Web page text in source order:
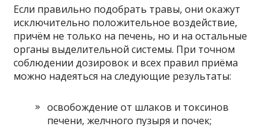
Если правильно подобрать травы, они окажут
исключительно положительное воздействие,
причём не только на печень, но и на остальные
органы выделительной системы. При точном
соблюдении дозировок и всех правил приёма
можно надеяться на следующие результаты:
освобождение от шлаков и токсинов
печени, желчного пузыря и почек;